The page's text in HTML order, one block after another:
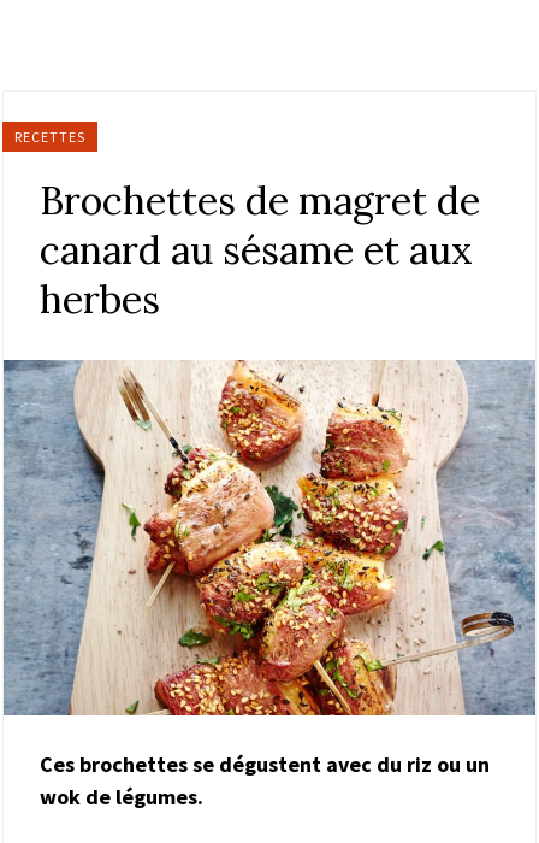
RECETTES
Brochettes de magret de
canard au sésame et aux
herbes
Ces brochettes se dégustent avec du riz ou un
wok de légumes.